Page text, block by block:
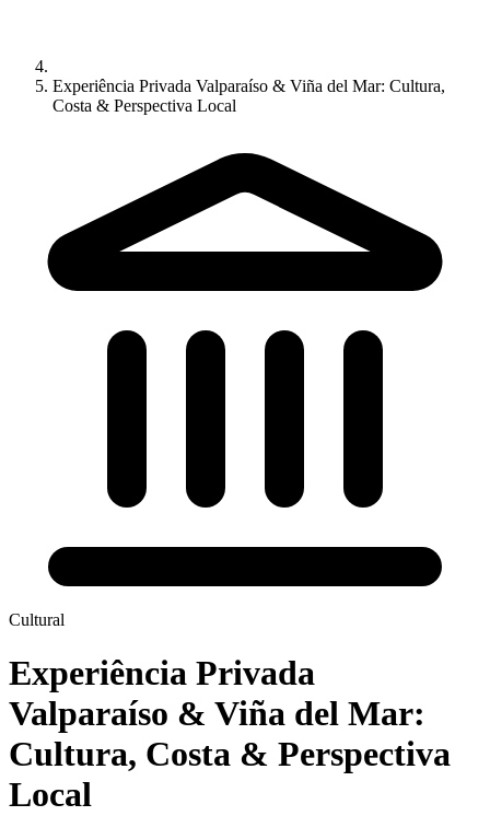
Experiência Privada Valparaíso & Viña del Mar: Cultura,
Costa & Perspectiva Local
Cultural
Experiência Privada
Valparaíso & Viña del Mar:
Cultura, Costa & Perspectiva
Local